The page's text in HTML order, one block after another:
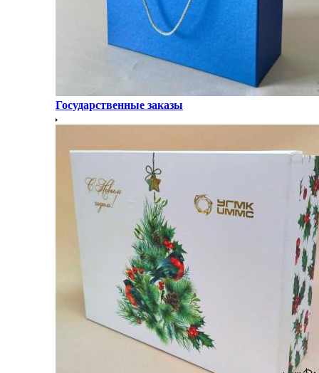
Государственные заказы